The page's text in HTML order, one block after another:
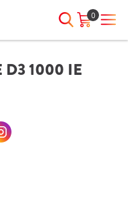
0
INLOGGEN
1000 IE